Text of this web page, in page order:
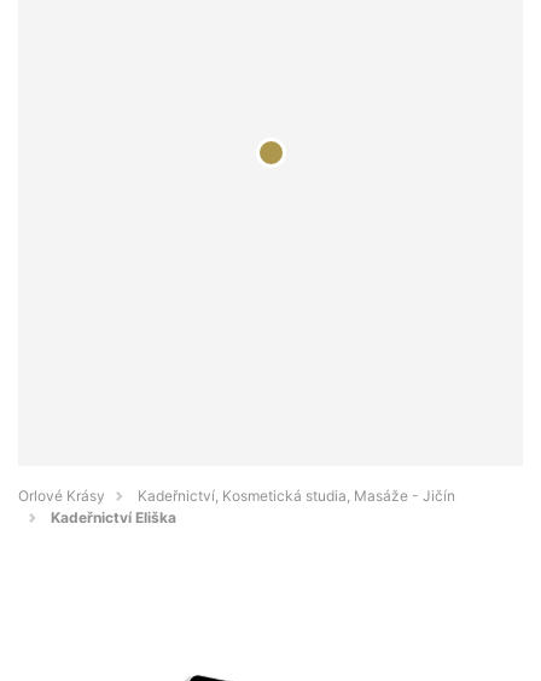
Orlové Krásy
Kadeřnictví, Kosmetická studia, Masáže - Jičín
Kadeřnictví Eliška